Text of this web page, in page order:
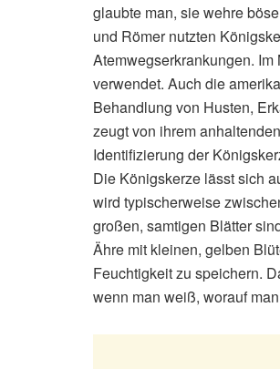
glaubte man, sie wehre
und Römer nutzten
Atemwegserkrankungen. Im
verwendet. Auch die
Behandlung von Husten,
zeugt von ihrem
Identifizierung der
Die Königskerze lässt sich
wird typischerweise
großen, samtigen Blätter
Ähre mit kleinen, gelben
Feuchtigkeit zu speichern.
wenn man weiß, worauf